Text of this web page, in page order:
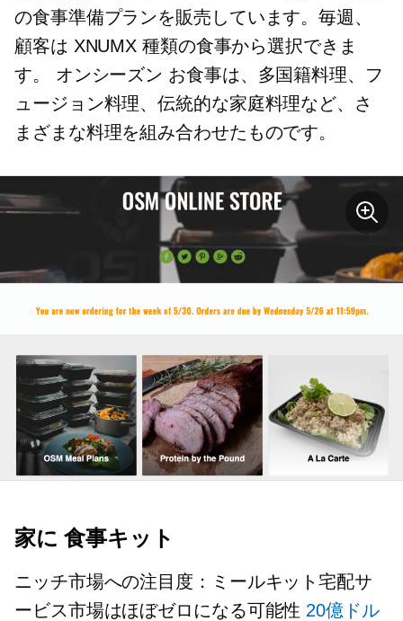
の食事準備プランを販売しています。毎週、
顧客は XNUMX 種類の食事から選択できま
す。 オンシーズン お食事は、多国籍料理、フ
ュージョン料理、伝統的な家庭料理など、さ
まざまな料理を組み合わせたものです。
家に 食事キット
ニッチ市場への注目度：ミールキット宅配サ
ービス市場はほぼゼロになる可能性 20億ドル